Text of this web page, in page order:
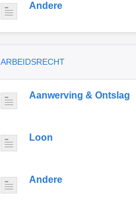
Andere
ARBEIDSRECHT
Aanwerving & Ontslag
Loon
Andere